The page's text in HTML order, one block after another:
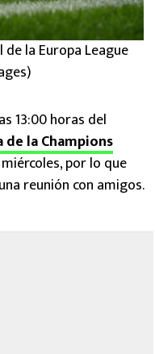
la Europa League
13:00 horas del
la Champions
por lo que
reunión con amigos.